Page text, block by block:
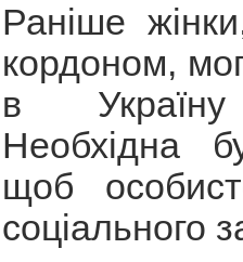
Раніше
кордоном,
в
Необхідна
щоб
соціального